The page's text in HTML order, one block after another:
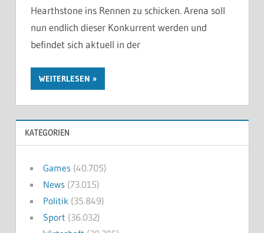
Hearthstone ins Rennen zu schicken. Arena soll
nun endlich dieser Konkurrent werden und
befindet sich aktuell in der
WEITERLESEN
KATEGORIEN
Games(40.705)
News(73.015)
Politik(35.849)
Sport (36.032)